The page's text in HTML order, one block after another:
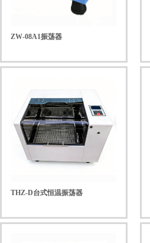
ZW-08A1振荡器
THZ-D台式恒温振荡器